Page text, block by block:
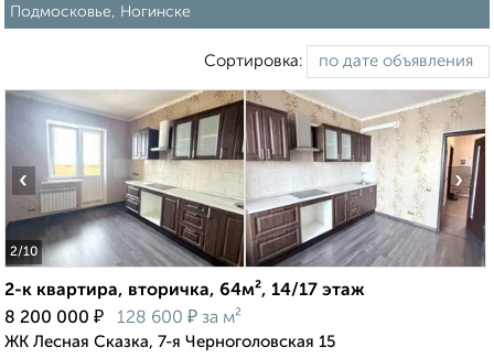
Подмосковье, Ногинске
Сортировка:
2/10
‹ ›
2-к квартира, вторичка, 64м², 14/17 этаж
8 200 000 ₽ 128 600 ₽ за м²
ЖК Лесная Сказка, 7-я Черноголовская 15